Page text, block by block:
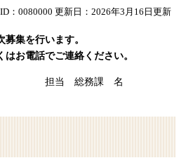
：0080000 更新日：2026年3月16日更新
集を行います。
お電話でご連絡ください。
課 名